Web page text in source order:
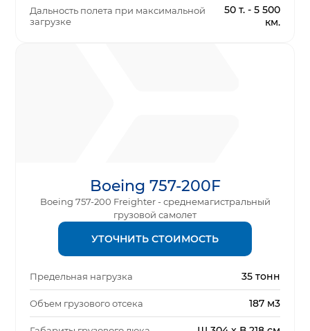
Дальность полета при максимальной
загрузке
50 т. - 5 500
км.
Boeing 757-200F
Boeing 757-200 Freighter - среднемагистральный
грузовой самолет
УТОЧНИТЬ СТОИМОСТЬ
Предельная нагрузка 35 тонн
Объем грузового отсека 187 м3